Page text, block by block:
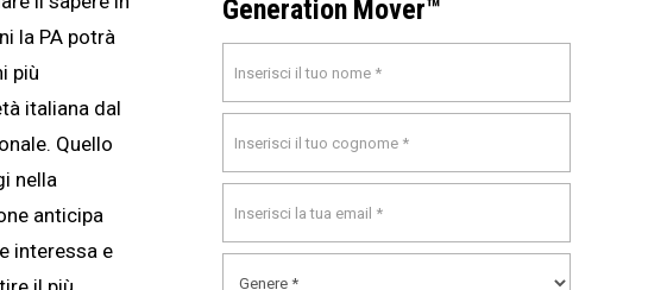
la PA potrà
più
italiana dal
Quello
nella
anticipa
interessa e
Generation Mover™